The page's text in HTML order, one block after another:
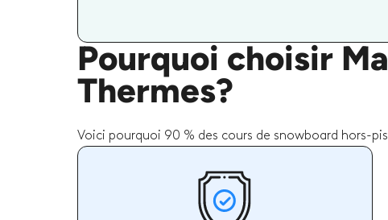
Pourquoi choisir
Thermes?
Voici pourquoi 90 % des cours de snowboard hors-